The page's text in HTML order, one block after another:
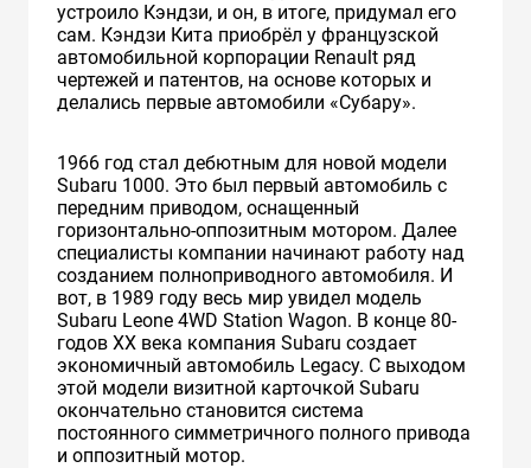
устроило Кэндзи, и он, в итоге, придумал его
сам. Кэндзи Кита приобрёл у французской
автомобильной корпорации Renault ряд
чертежей и патентов, на основе которых и
делались первые автомобили «Субару».
1966 год стал дебютным для новой модели
Subaru 1000. Это был первый автомобиль с
передним приводом, оснащенный
горизонтально-оппозитным мотором. Далее
специалисты компании начинают работу над
созданием полноприводного автомобиля. И
вот, в 1989 году весь мир увидел модель
Subaru Leone 4WD Station Wagon. В конце 80-
годов XX века компания Subaru создает
экономичный автомобиль Legacy. С выходом
этой модели визитной карточкой Subaru
окончательно становится система
постоянного симметричного полного привода
и оппозитный мотор.